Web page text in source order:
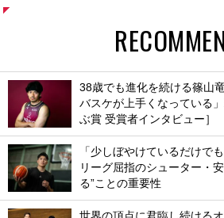
38歳でも進化を続ける篠山
バスケが上手くなっている
ぶ賞 受賞者インタビュー］
「少しぼやけているだけで
リーグ屈指のシューター・
る”ことの重要性